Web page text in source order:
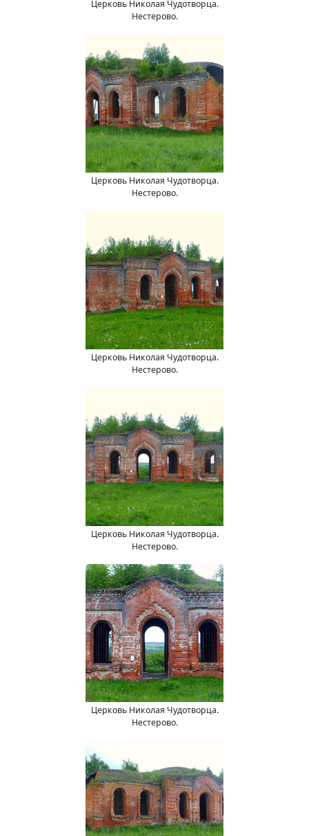
Церковь Николая Чудотворца.
Нестерово.
Церковь Николая Чудотворца.
Нестерово.
Церковь Николая Чудотворца.
Нестерово.
Церковь Николая Чудотворца.
Нестерово.
Церковь Николая Чудотворца.
Нестерово.